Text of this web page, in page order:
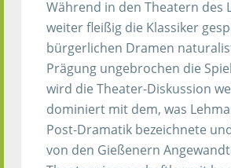
Während in den Theatern des
weiter fleißig die Klassiker
bürgerlichen Dramen
Prägung ungebrochen die
wird die Theater-Diskussion
dominiert mit dem, was
Post-Dramatik bezeichnete
von den Gießenern